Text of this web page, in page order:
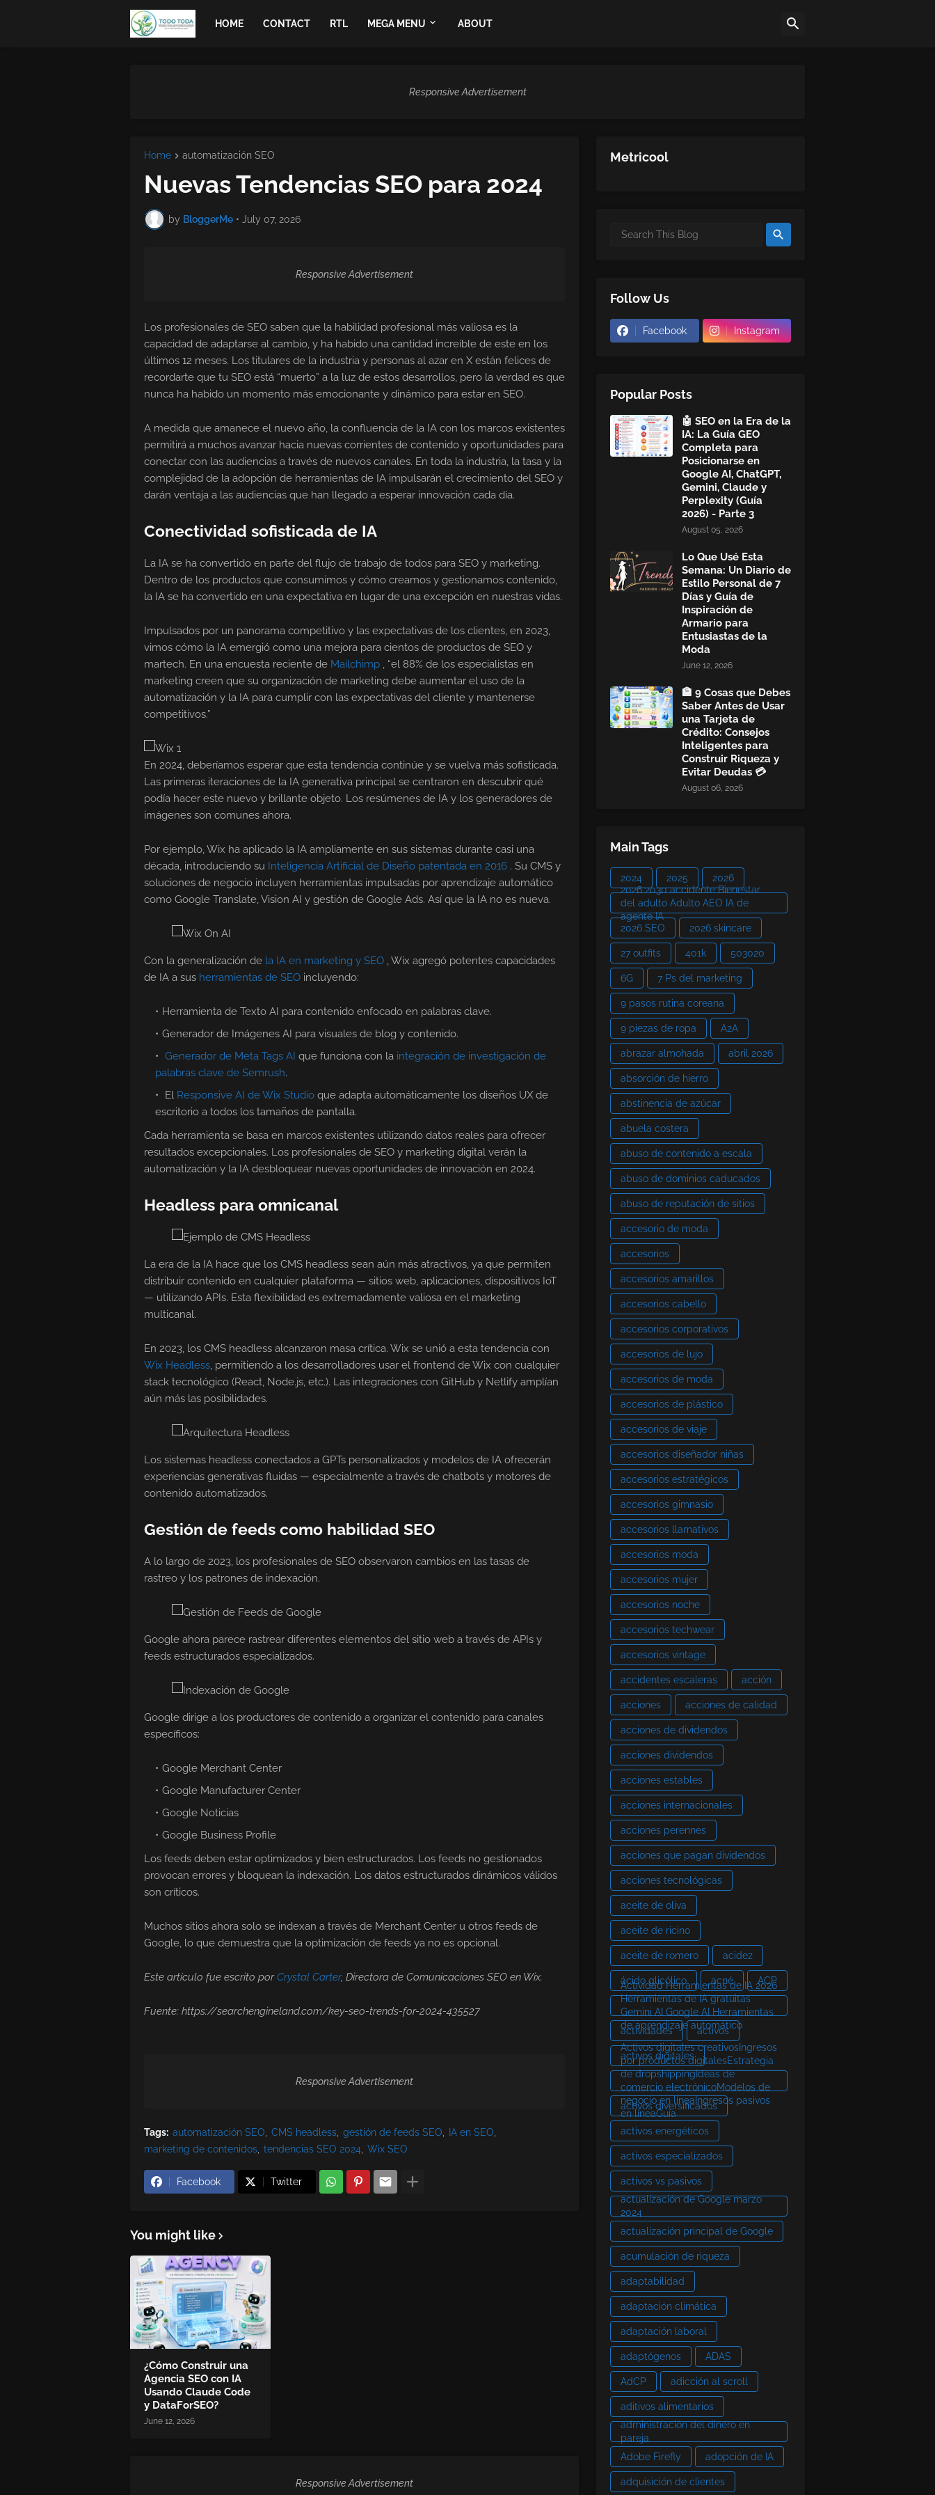
HOME CONTACT RTL MEGA MENU ABOUT
Responsive Advertisement
Home automatización SEO
Nuevas Tendencias SEO para 2024
by BloggerMe • July 07, 2026
Responsive Advertisement
Los profesionales de SEO saben que la habilidad profesional más valiosa es la
capacidad de adaptarse al cambio, y ha habido una cantidad increíble de este en los
últimos 12 meses. Los titulares de la industria y personas al azar en X están felices de
recordarte que tu SEO está “muerto” a la luz de estos desarrollos, pero la verdad es que
nunca ha habido un momento más emocionante y dinámico para estar en SEO.
A medida que amanece el nuevo año, la confluencia de la IA con los marcos existentes
permitirá a muchos avanzar hacia nuevas corrientes de contenido y oportunidades para
conectar con las audiencias a través de nuevos canales. En toda la industria, la tasa y la
complejidad de la adopción de herramientas de IA impulsarán el crecimiento del SEO y
darán ventaja a las audiencias que han llegado a esperar innovación cada día.
Conectividad sofisticada de IA
La IA se ha convertido en parte del flujo de trabajo de todos para SEO y marketing.
Dentro de los productos que consumimos y cómo creamos y gestionamos contenido,
la IA se ha convertido en una expectativa en lugar de una excepción en nuestras vidas.
Impulsados por un panorama competitivo y las expectativas de los clientes, en 2023,
vimos cómo la IA emergió como una mejora para cientos de productos de SEO y
martech. En una encuesta reciente de Mailchimp , “el 88% de los especialistas en
marketing creen que su organización de marketing debe aumentar el uso de la
automatización y la IA para cumplir con las expectativas del cliente y mantenerse
competitivos.”
En 2024, deberíamos esperar que esta tendencia continúe y se vuelva más sofisticada.
Las primeras iteraciones de la IA generativa principal se centraron en descubrir qué
podía hacer este nuevo y brillante objeto. Los resúmenes de IA y los generadores de
imágenes son comunes ahora.
Por ejemplo, Wix ha aplicado la IA ampliamente en sus sistemas durante casi una
década, introduciendo su Inteligencia Artificial de Diseño patentada en 2016 . Su CMS y
soluciones de negocio incluyen herramientas impulsadas por aprendizaje automático
como Google Translate, Vision AI y gestión de Google Ads. Así que la IA no es nueva.
Con la generalización de la IA en marketing y SEO , Wix agregó potentes capacidades
de IA a sus herramientas de SEO incluyendo:
Herramienta de Texto AI para contenido enfocado en palabras clave.
Generador de Imágenes AI para visuales de blog y contenido.
Generador de Meta Tags AI que funciona con la integración de investigación de
palabras clave de Semrush.
El Responsive AI de Wix Studio que adapta automáticamente los diseños UX de
escritorio a todos los tamaños de pantalla.
Cada herramienta se basa en marcos existentes utilizando datos reales para ofrecer
resultados excepcionales. Los profesionales de SEO y marketing digital verán la
automatización y la IA desbloquear nuevas oportunidades de innovación en 2024.
Headless para omnicanal
La era de la IA hace que los CMS headless sean aún más atractivos, ya que permiten
distribuir contenido en cualquier plataforma — sitios web, aplicaciones, dispositivos IoT
— utilizando APIs. Esta flexibilidad es extremadamente valiosa en el marketing
multicanal.
En 2023, los CMS headless alcanzaron masa crítica. Wix se unió a esta tendencia con
Wix Headless, permitiendo a los desarrolladores usar el frontend de Wix con cualquier
stack tecnológico (React, Node.js, etc.). Las integraciones con GitHub y Netlify amplían
aún más las posibilidades.
Los sistemas headless conectados a GPTs personalizados y modelos de IA ofrecerán
experiencias generativas fluidas — especialmente a través de chatbots y motores de
contenido automatizados.
Gestión de feeds como habilidad SEO
A lo largo de 2023, los profesionales de SEO observaron cambios en las tasas de
rastreo y los patrones de indexación.
Google ahora parece rastrear diferentes elementos del sitio web a través de APIs y
feeds estructurados especializados.
Google dirige a los productores de contenido a organizar el contenido para canales
específicos:
Google Merchant Center
Google Manufacturer Center
Google Noticias
Google Business Profile
Los feeds deben estar optimizados y bien estructurados. Los feeds no gestionados
provocan errores y bloquean la indexación. Los datos estructurados dinámicos válidos
son críticos.
Muchos sitios ahora solo se indexan a través de Merchant Center u otros feeds de
Google, lo que demuestra que la optimización de feeds ya no es opcional.
Este artículo fue escrito porCrystal Carter, Directora de Comunicaciones SEO en Wix.
Fuente: https://searchengineland.com/key-seo-trends-for-2024-435527
Responsive Advertisement
Tags: automatización SEO CMS headless gestión de feeds SEO
IA en SEO
marketing de contenidos tendencias SEO 2024 Wix SEO
Facebook Twitter
You might like
¿Cómo Construir una
Agencia SEO con IA
Usando Claude Code
y DataForSEO?
June 12, 2026
Responsive Advertisement
Metricool
Follow Us
Facebook Instagram
Popular Posts
🤖 SEO en la Era de la
IA: La Guía GEO
Completa para
Posicionarse en
Google AI, ChatGPT,
Gemini, Claude y
Perplexity (Guía
2026) - Parte 3
August 05, 2026
Lo Que Usé Esta
Semana: Un Diario de
Estilo Personal de 7
Días y Guía de
Inspiración de
Armario para
Entusiastas de la
Moda
June 12, 2026
🏦 9 Cosas que Debes
Saber Antes de Usar
una Tarjeta de
Crédito: Consejos
Inteligentes para
Construir Riqueza y
Evitar Deudas 💳
August 06, 2026
Main Tags
2024 2025
2026
2026 2030 accidente Bienestar
del adulto Adulto AEO IA de
agente IA
2026 SEO
2026 skincare
27 outfits 401k 503020
6G 7 Ps del marketing
9 pasos rutina coreana
9 piezas de ropa A2A
abrazar almohada abril 2026
absorción de hierro
abstinencia de azúcar
abuela costera
abuso de contenido a escala
abuso de dominios caducados
abuso de reputación de sitios
accesorio de moda
accesorios
accesorios amarillos
accesorios cabello
accesorios corporativos
accesorios de lujo
accesorios de moda
accesorios de plástico
accesorios de viaje
accesorios diseñador niñas
accesorios estratégicos
accesorios gimnasio
accesorios llamativos
accesorios moda
accesorios mujer
accesorios noche
accesorios techwear
accesorios vintage
accidentes escaleras acción
acciones acciones de calidad
acciones de dividendos
acciones dividendos
acciones estables
acciones internacionales
acciones perennes
acciones que pagan dividendos
acciones tecnológicas
aceite de oliva
aceite de ricino
aceite de romero acidez
ácido glicólico acné ACP
Actividad Herramientas de IA 2026
Herramientas de IA gratuitas
Gemini AI Google AI Herramientas
de aprendizaje automático
actividades activos
activos digitales
Activos digitales creativosIngresos
por productos digitalesEstrategia
de dropshippingIdeas de
comercio electrónicoModelos de
negocio en líneaIngresos pasivos
en líneaGuía
activos diversificados
activos energéticos
activos especializados
activos vs pasivos
actualización de Google marzo
2024
actualización principal de Google
acumulación de riqueza
adaptabilidad
adaptación climática
adaptación laboral
adaptógenos ADAS
AdCP adicción al scroll
aditivos alimentarios
administración del dinero en
pareja
Adobe Firefly
adopción de IA
adquisición de clientes